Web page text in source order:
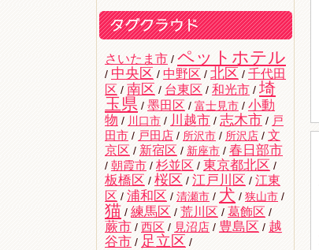
さいたま市 / ペットホテル
/ 中央区 / 中野区 / 北区 / 千代田
区 / 南区 / 台東区 / 和光市 / 埼
玉県 / 墨田区 / 富士見市 / 小動
物 / 川口市 / 川越市 / 志木市 / 戸
田市 / 戸田店 / 所沢市 / 所沢店 / 文
京区 / 新宿区 / 新座市 / 春日部市
/ 朝霞市 / 杉並区 / 東京都北区 /
板橋区 / 桜区 / 江戸川区 / 江東
区 / 浦和区 / 清瀬市 / 犬 / 狭山市 /
猫 / 練馬区 / 荒川区 / 葛飾区 /
蕨市 / 西区 / 見沼店 / 豊島区 / 越
谷市 / 足立区 /